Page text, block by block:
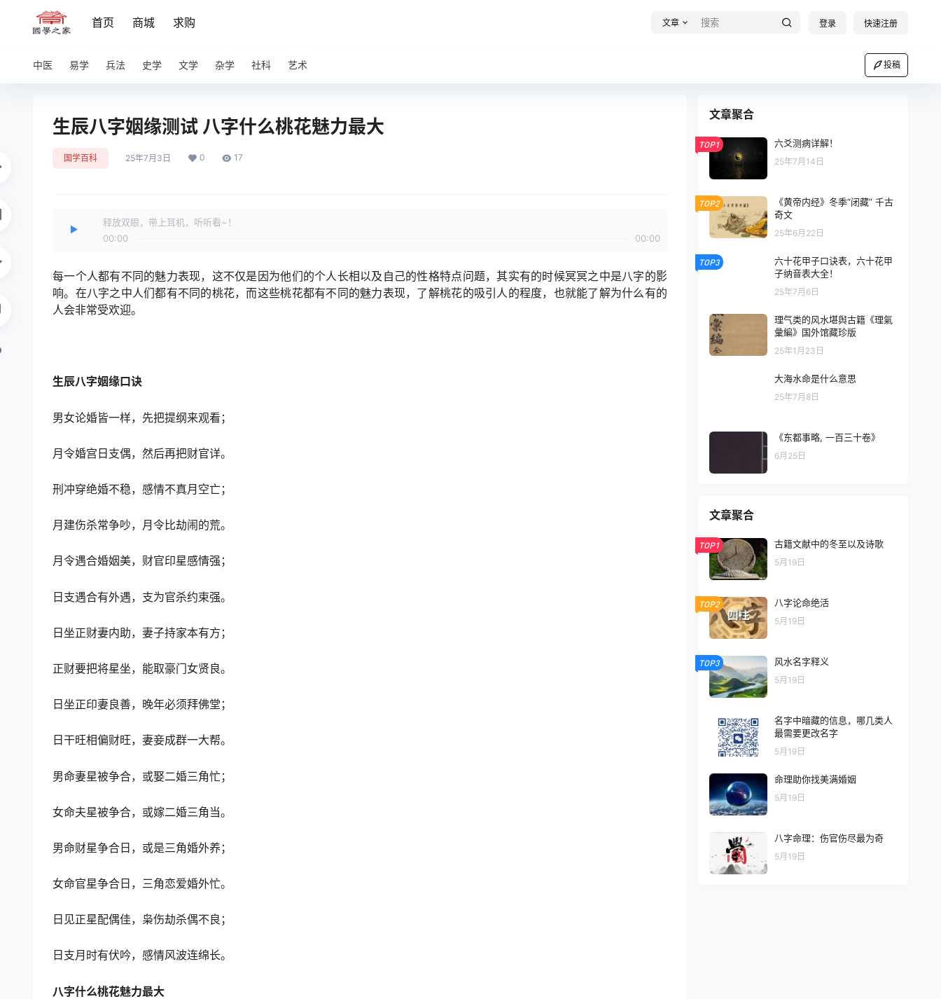
首页 商城 求购 文章 登录 快速注册
中医 易学 兵法 史学 文学 杂学 社科 艺术 投稿
生辰八字姻缘测试 八字什么桃花魅力最大
国学百科 25年7月3日 0 17
释放双眼，带上耳机，听听看~！
00:00
00:00
每一个人都有不同的魅力表现，这不仅是因为他们的个人长相以及自己的性格特点问题，其实有的时候冥冥之中是八字的影
响。在八字之中人们都有不同的桃花，而这些桃花都有不同的魅力表现，了解桃花的吸引人的程度，也就能了解为什么有的
人会非常受欢迎。
生辰八字姻缘口诀
男女论婚皆一样，先把提纲来观看；
月令婚宫日支偶，然后再把财官详。
刑冲穿绝婚不稳，感情不真月空亡；
月建伤杀常争吵，月令比劫闹的荒。
月令遇合婚姻美，财官印星感情强；
日支遇合有外遇，支为官杀约束强。
日坐正财妻内助，妻子持家本有方；
正财要把将星坐，能取豪门女贤良。
日坐正印妻良善，晚年必须拜佛堂；
日干旺相偏财旺，妻妾成群一大帮。
男命妻星被争合，或娶二婚三角忙；
女命夫星被争合，或嫁二婚三角当。
男命财星争合日，或是三角婚外养；
女命官星争合日，三角恋爱婚外忙。
日见正星配偶佳，枭伤劫杀偶不良；
日支月时有伏吟，感情风波连绵长。
八字什么桃花魅力最大
文章聚合
TOP1 六爻测病详解！
25年7月14日
TOP2
《黄帝内经》冬季“闭藏” 千古
奇文
25年6月22日
TOP3
六十花甲子口诀表，六十花甲
子纳音表大全！
25年7月6日
理气类的风水堪舆古籍《理氣
彙編》国外馆藏珍版
25年1月23日
大海水命是什么意思
25年7月8日
《东都事略, 一百三十卷》
6月25日
文章聚合
TOP1 古籍文献中的冬至以及诗歌
5月19日
TOP2 八字论命绝活
5月19日
TOP3 风水名字释义
5月19日
名字中暗藏的信息，哪几类人
最需要更改名字
5月19日
命理助你找美满婚姻
5月19日
八字命理：伤官伤尽最为奇
5月19日